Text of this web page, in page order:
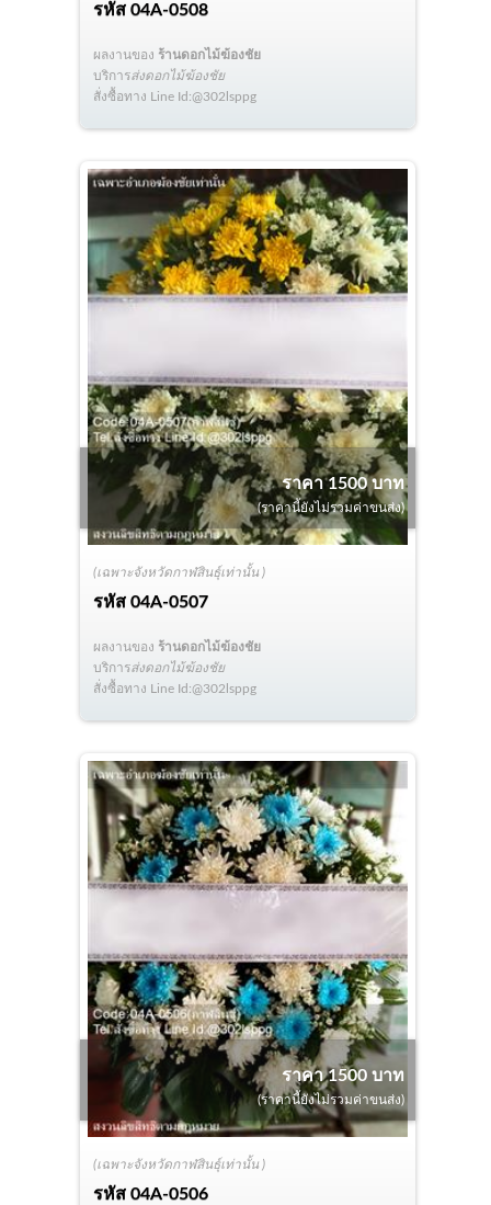
รหัส04A-0508
ผลงานของ ร้านดอกไม้ฆ้องชัย
บริการส่งดอกไม้ฆ้องชัย
สั่งซื้อทาง Line Id:@302lsppg
(เฉพาะจังหวัดกาฬสินธุ์เท่านั้น )
รหัส04A-0507
ราคา 1500 บาท
(ราคานี้ยังไม่รวมค่าขนส่ง)
ผลงานของ ร้านดอกไม้ฆ้องชัย
บริการส่งดอกไม้ฆ้องชัย
สั่งซื้อทาง Line Id:@302lsppg
(เฉพาะจังหวัดกาฬสินธุ์เท่านั้น )
รหัส04A-0506
ราคา 1500 บาท
(ราคานี้ยังไม่รวมค่าขนส่ง)